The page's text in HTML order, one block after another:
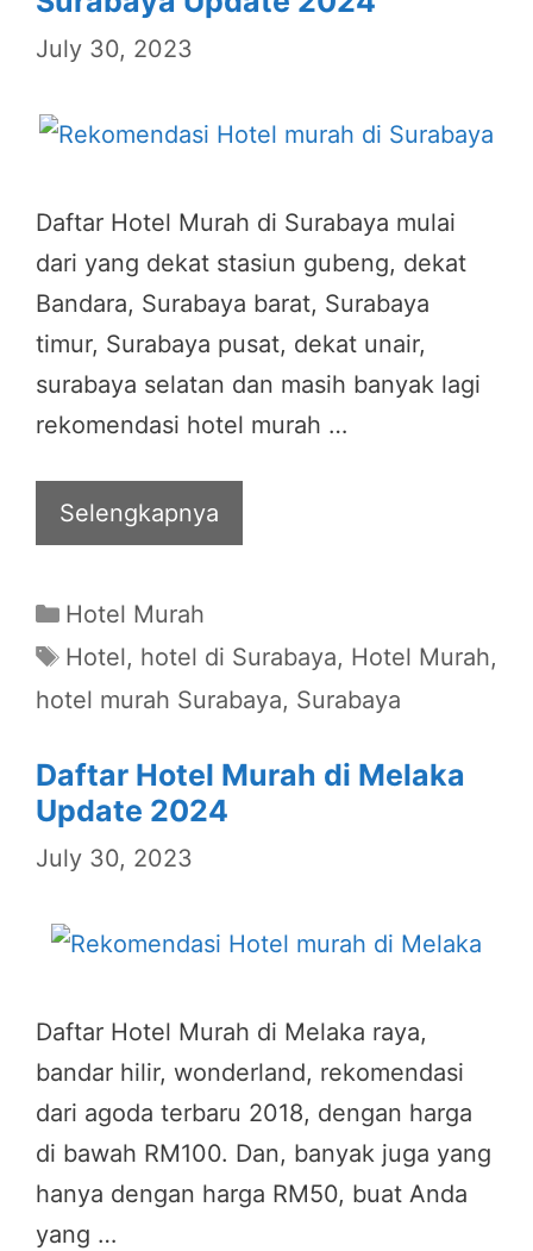
July 30, 2023
Daftar Hotel Murah di Surabaya mulai
dari yang dekat stasiun gubeng, dekat
Bandara, Surabaya barat, Surabaya
timur, Surabaya pusat, dekat unair,
surabaya selatan dan masih banyak lagi
rekomendasi hotel murah …
Selengkapnya
Categories
Hotel Murah
Tags
Hotel, hotel di Surabaya, Hotel Murah,
hotel murah Surabaya, Surabaya
Daftar Hotel Murah di Melaka
Update 2024
July 30, 2023
Daftar Hotel Murah di Melaka raya,
bandar hilir, wonderland, rekomendasi
dari agoda terbaru 2018, dengan harga
di bawah RM100. Dan, banyak juga yang
hanya dengan harga RM50, buat Anda
yang …